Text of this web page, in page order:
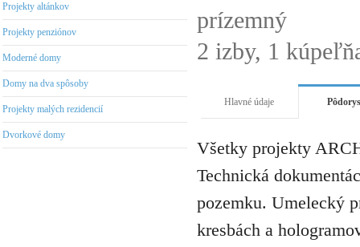
Projekty altánkov
Projekty penziónov
Moderné domy
Domy na dva spôsoby
Projekty malých rezidencií
Dvorkové domy
prízemný
2 izby, 1
Hlavné údaje
Všetky projekty
Technická
pozemku. Umelecký
kresbách a